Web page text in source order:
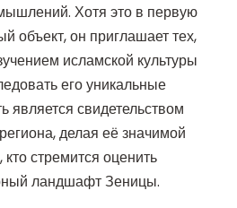
Хотя это в первую
объект, он приглашает тех,
исламской культуры
его уникальные
является свидетельством
делая её значимой
стремится оценить
ландшафт Зеницы.